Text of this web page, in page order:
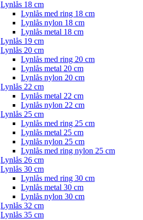
Lynlås 18 cm
Lynlås med ring 18 cm
Lynlås nylon 18 cm
Lynlås metal 18 cm
Lynlås 19 cm
Lynlås 20 cm
Lynlås med ring 20 cm
Lynlås metal 20 cm
Lynlås nylon 20 cm
Lynlås 22 cm
Lynlås metal 22 cm
Lynlås nylon 22 cm
Lynlås 25 cm
Lynlås med ring 25 cm
Lynlås metal 25 cm
Lynlås nylon 25 cm
Lynlås med ring nylon 25 cm
Lynlås 26 cm
Lynlås 30 cm
Lynlås med ring 30 cm
Lynlås metal 30 cm
Lynlås nylon 30 cm
Lynlås 32 cm
Lynlås 35 cm